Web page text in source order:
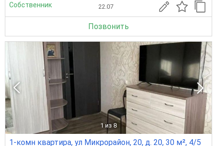
Собственник 22.07
Позвонить
1 из 8
1-комн квартира, ул Микрорайон, 20, д. 20, 30 м², 4/5